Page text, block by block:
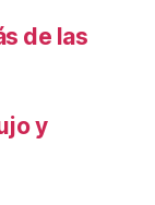
de las
y